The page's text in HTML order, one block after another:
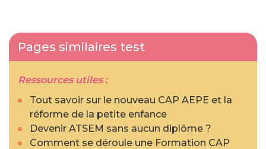
Pages similaires test
Ressources utiles :
Tout savoir sur le nouveau CAP AEPE et la
réforme de la petite enfance
Devenir ATSEM sans aucun diplôme ?
Comment se déroule une Formation CAP